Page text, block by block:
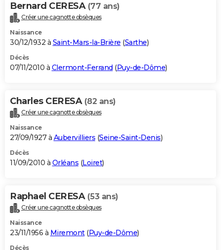
Bernard CERESA (77 ans)
Créer une cagnotte obsèques
Naissance
30/12/1932 à Saint-Mars-la-Brière (Sarthe)
Décès
07/11/2010 à Clermont-Ferrand (Puy-de-Dôme)
Charles CERESA (82 ans)
Créer une cagnotte obsèques
Naissance
27/09/1927 à Aubervilliers (Seine-Saint-Denis)
Décès
11/09/2010 à Orléans (Loiret)
Raphael CERESA (53 ans)
Créer une cagnotte obsèques
Naissance
23/11/1956 à Miremont(Puy-de-Dôme)
Décès